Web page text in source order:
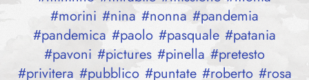
#morini #nina #nonna #pandemia
#pandemica #paolo #pasquale #patania
#pavoni #pictures #pinella #pretesto
#privitera #pubblico #puntate #roberto #rosa